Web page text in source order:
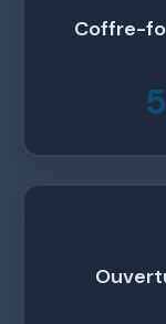
Coffre-